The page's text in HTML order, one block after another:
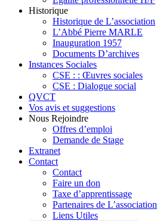
Historique
Historique de L’association
L’Abbé Pierre MARLE
Inauguration 1957
Documents D’archives
Instances Sociales
CSE : : Œuvres sociales
CSE : Dialogue social
QVCT
Vos avis et suggestions
Nous Rejoindre
Offres d’emploi
Demande de Stage
Extranet
Contact
Contact
Faire un don
Taxe d’apprentissage
Partenaires de L’association
Liens Utiles